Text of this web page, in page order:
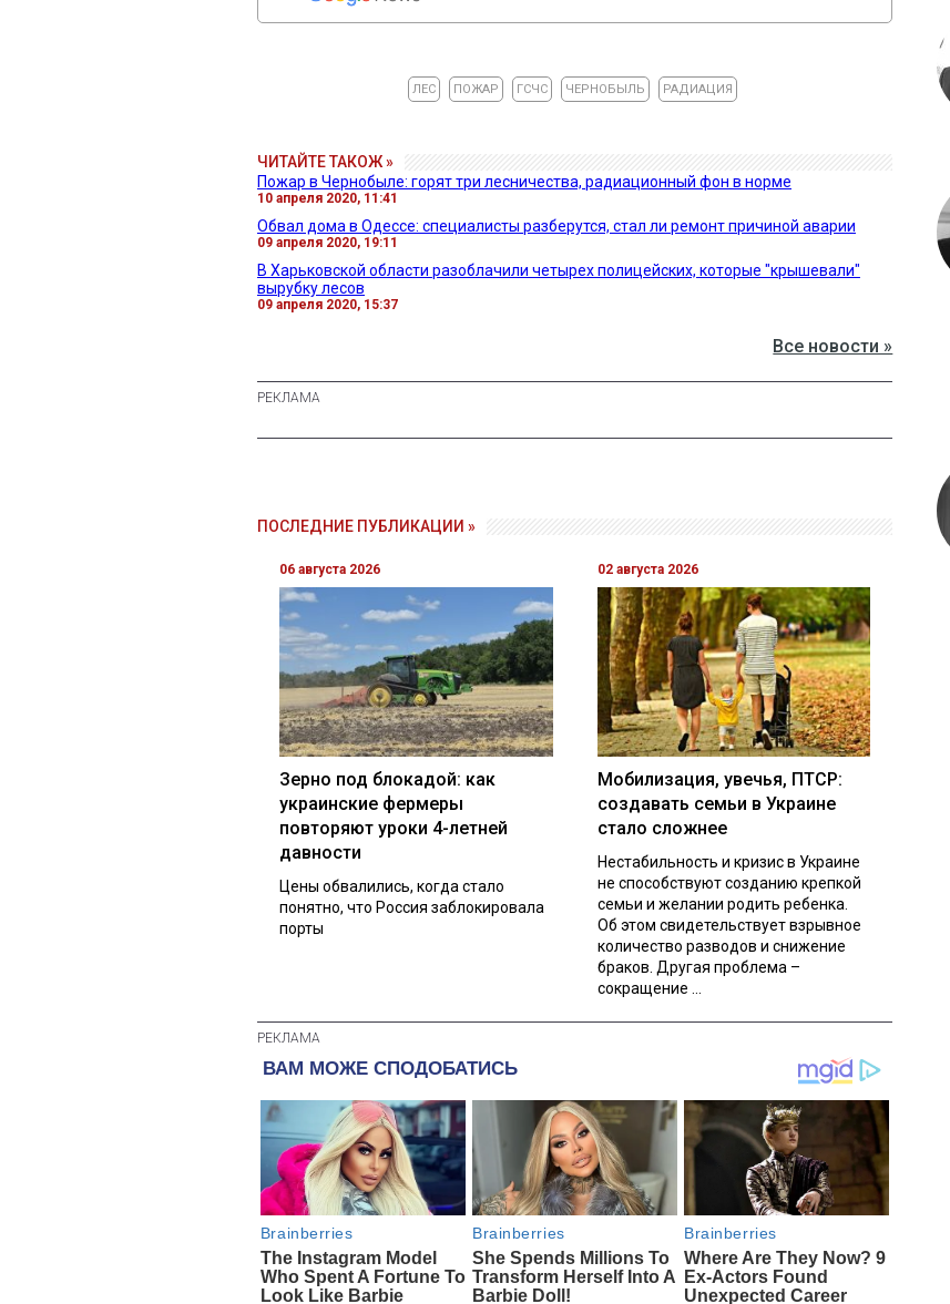
ЛЕС ПОЖАР ГСЧС ЧЕРНОБЫЛЬ РАДИАЦИЯ
ЧИТАЙТЕ ТАКОЖ »
Пожар в Чернобыле: горят три лесничества, радиационный фон в норме
10 апреля 2020, 11:41
Обвал дома в Одессе: специалисты разберутся, стал ли ремонт причиной аварии
09 апреля 2020, 19:11
В Харьковской области разоблачили четырех полицейских, которые "крышевали"
вырубку лесов
09 апреля 2020, 15:37
Все новости »
ПОСЛЕДНИЕ ПУБЛИКАЦИИ »
06 августа 2026
Зерно под блокадой: как
украинские фермеры
повторяют уроки 4-летней
давности
Цены обвалились, когда стало
понятно, что Россия заблокировала
порты
02 августа 2026
Мобилизация, увечья, ПТСР:
создавать семьи в Украине
стало сложнее
Нестабильность и кризис в Украине
не способствуют созданию крепкой
семьи и желании родить ребенка.
Об этом свидетельствует взрывное
количество разводов и снижение
браков. Другая проблема –
сокращение ...